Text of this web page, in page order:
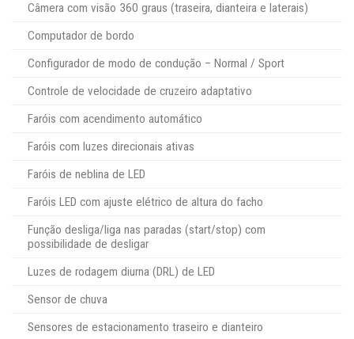
Câmera com visão 360 graus (traseira, dianteira e laterais)
Computador de bordo
Configurador de modo de condução – Normal / Sport
Controle de velocidade de cruzeiro adaptativo
Faróis com acendimento automático
Faróis com luzes direcionais ativas
Faróis de neblina de LED
Faróis LED com ajuste elétrico de altura do facho
Função desliga/liga nas paradas (start/stop) com
possibilidade de desligar
Luzes de rodagem diurna (DRL) de LED
Sensor de chuva
Sensores de estacionamento traseiro e dianteiro